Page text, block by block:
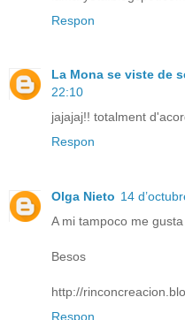
Respon
La Mona se viste de
22:10
jajajaj!! totalment
Respon
Olga Nieto 14
A mi tampoco me
Besos
http://
Respon